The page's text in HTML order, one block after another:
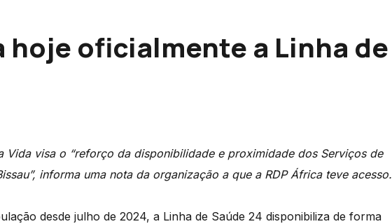
hoje oficialmente a Linha de
Vida visa o “reforço da disponibilidade e proximidade dos Serviços de
informa uma nota da organização a que a RDP África teve acesso.
desde julho de 2024, a Linha de Saúde 24 disponibiliza de forma